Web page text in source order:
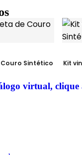
Sintético Kit
virtual, clique